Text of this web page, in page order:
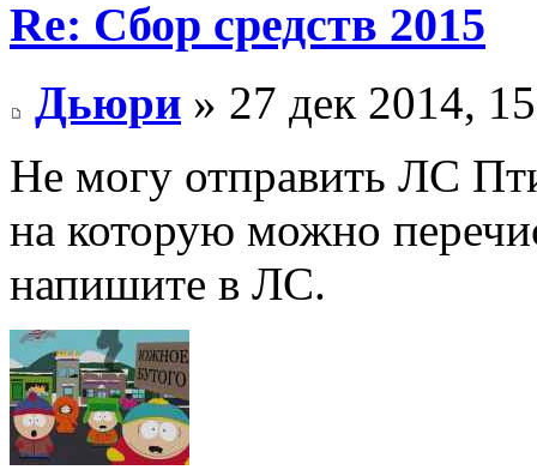
Re: Сбор средств 2015
Дьюри » 27 дек 2014,
Не могу отправить ЛС
на которую можно
напишите в ЛС.